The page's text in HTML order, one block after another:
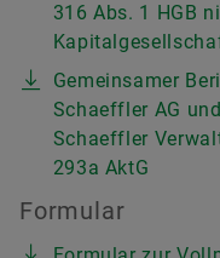
316 Abs. 1 HGB
Gemeinsamer
Schaeffler AG
Schaeffler
293a AktG
Formular